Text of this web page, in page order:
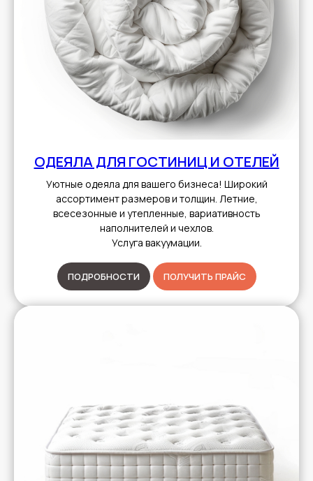
ОДЕЯЛА ДЛЯ ГОСТИНИЦ И ОТЕЛЕЙ
Уютные одеяла для вашего бизнеса! Широкий
ассортимент размеров и толщин. Летние,
всесезонные и утепленные, вариативность
наполнителей и чехлов.
Услуга вакуумации.
ПОДРОБНОСТИ ПОЛУЧИТЬ ПРАЙС